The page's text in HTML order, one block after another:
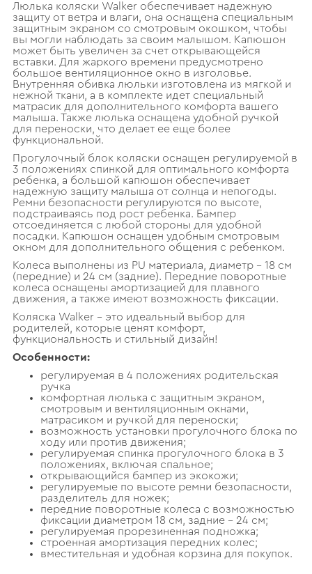
Люлька коляски Walker обеспечивает надежную
защиту от ветра и влаги, она оснащена специальным
защитным экраном со смотровым окошком, чтобы
вы могли наблюдать за своим малышом. Капюшон
может быть увеличен за счет открывающейся
вставки. Для жаркого времени предусмотрено
большое вентиляционное окно в изголовье.
Внутренняя обивка люльки изготовлена из мягкой и
нежной ткани, а в комплекте идет специальный
матрасик для дополнительного комфорта вашего
малыша. Также люлька оснащена удобной ручкой
для переноски, что делает ее еще более
функциональной.
Прогулочный блок коляски оснащен регулируемой в
3 положениях спинкой для оптимального комфорта
ребенка, а большой капюшон обеспечивает
надежную защиту малыша от солнца и непогоды.
Ремни безопасности регулируются по высоте,
подстраиваясь под рост ребенка. Бампер
отсоединяется с любой стороны для удобной
посадки. Капюшон оснащен удобным смотровым
окном для дополнительного общения с ребенком.
Колеса выполнены из PU материала, диаметр – 18 см
(передние) и 24 см (задние). Передние поворотные
колеса оснащены амортизацией для плавного
движения, а также имеют возможность фиксации.
Коляска Walker – это идеальный выбор для
родителей, которые ценят комфорт,
функциональность и стильный дизайн!
Особенности:
регулируемая в 4 положениях родительская
ручка
комфортная люлька с защитным экраном,
смотровым и вентиляционным окнами,
матрасиком и ручкой для переноски;
возможность установки прогулочного блока по
ходу или против движения;
регулируемая спинка прогулочного блока в 3
положениях, включая спальное;
открывающийся бампер из экокожи;
регулируемые по высоте ремни безопасности,
разделитель для ножек;
передние поворотные колеса с возможностью
фиксации диаметром 18 см, задние – 24 см;
регулируемая прорезиненная подножка;
строенная амортизация передних колес;
вместительная и удобная корзина для покупок.